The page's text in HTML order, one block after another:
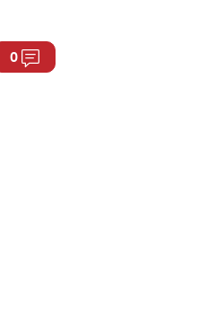
0 Commentaires